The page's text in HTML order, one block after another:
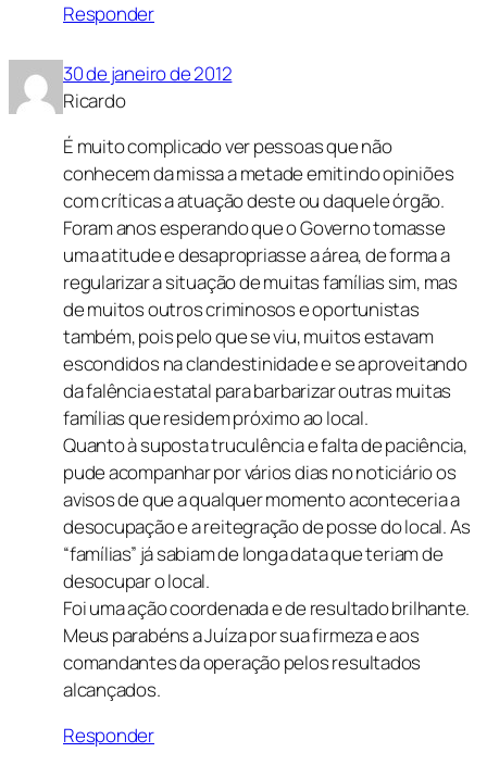
Responder
30 de janeiro de 2012
Ricardo
É muito complicado ver pessoas que não
conhecem da missa a metade emitindo opiniões
com críticas a atuação deste ou daquele órgão.
Foram anos esperando que o Governo tomasse
uma atitude e desapropriasse a área, de forma a
regularizar a situação de muitas famílias sim, mas
de muitos outros criminosos e oportunistas
também, pois pelo que se viu, muitos estavam
escondidos na clandestinidade e se aproveitando
da falência estatal para barbarizar outras muitas
famílias que residem próximo ao local.
Quanto à suposta truculência e falta de paciência,
pude acompanhar por vários dias no noticiário os
avisos de que a qualquer momento aconteceria a
desocupação e a reitegração de posse do local. As
“famílias” já sabiam de longa data que teriam de
desocupar o local.
Foi uma ação coordenada e de resultado brilhante.
Meus parabéns a Juíza por sua firmeza e aos
comandantes da operação pelos resultados
alcançados.
Responder